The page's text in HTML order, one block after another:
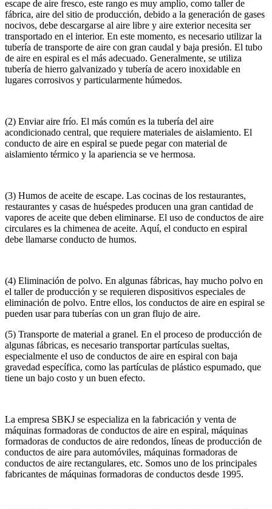
escape de aire fresco, este rango es muy amplio, como taller de
fábrica, aire del sitio de producción, debido a la generación de gases
nocivos, debe descargarse al aire libre y aire exterior necesita ser
transportado en el interior. En este momento, es necesario utilizar la
tubería de transporte de aire con gran caudal y baja presión. El tubo
de aire en espiral es el más adecuado. Generalmente, se utiliza
tubería de hierro galvanizado y tubería de acero inoxidable en
lugares corrosivos y particularmente húmedos.
(2) Enviar aire frío. El más común es la tubería del aire
acondicionado central, que requiere materiales de aislamiento. El
conducto de aire en espiral se puede pegar con material de
aislamiento térmico y la apariencia se ve hermosa.
(3) Humos de aceite de escape. Las cocinas de los restaurantes,
restaurantes y casas de huéspedes producen una gran cantidad de
vapores de aceite que deben eliminarse. El uso de conductos de aire
circulares es la chimenea de aceite. Aquí, el conducto en espiral
debe llamarse conducto de humos.
(4) Eliminación de polvo. En algunas fábricas, hay mucho polvo en
el taller de producción y se requieren dispositivos especiales de
eliminación de polvo. Entre ellos, los conductos de aire en espiral se
pueden usar para tuberías con un gran flujo de aire.
(5) Transporte de material a granel. En el proceso de producción de
algunas fábricas, es necesario transportar partículas sueltas,
especialmente el uso de conductos de aire en espiral con baja
gravedad específica, como las partículas de plástico espumado, que
tiene un bajo costo y un buen efecto.
La empresa SBKJ se especializa en la fabricación y venta de
máquinas formadoras de conductos de aire en espiral, máquinas
formadoras de conductos de aire redondos, líneas de producción de
conductos de aire para automóviles, máquinas formadoras de
conductos de aire rectangulares, etc. Somos uno de los principales
fabricantes de máquinas formadoras de conductos desde 1995.